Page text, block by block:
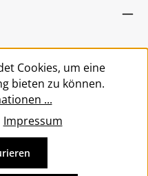
Cookies, um eine
bieten zu können.
...
Impressum